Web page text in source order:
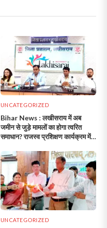
UNCATEGORIZED
Bihar News : लखीसराय में अब
जमीन से जुड़े मामलों का होगा त्वरित
समाधान? राजस्व प्रशिक्षण कार्यक्रम में
UNCATEGORIZED